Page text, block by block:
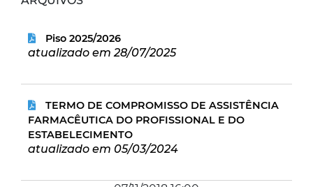
Piso 2025/2026
atualizado em 28/07/2025
TERMO DE COMPROMISSO DE ASSISTÊNCIA
FARMACÊUTICA DO PROFISSIONAL E DO
ESTABELECIMENTO
atualizado em 05/03/2024